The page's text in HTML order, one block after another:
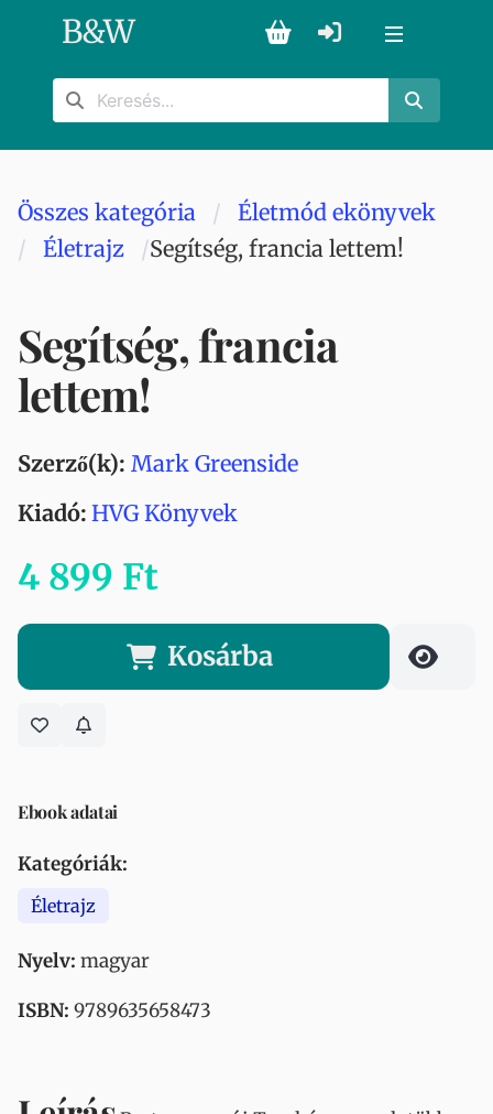
B&W
Összes kategória
Életmód ekönyvek
Életrajz
Segítség, francia lettem!
Segítség, francia
lettem!
Szerző(k): Mark Greenside
Kiadó: HVG Könyvek
4 899 Ft
Kosárba
Ebook adatai
Kategóriák:
Életrajz
Nyelv: magyar
ISBN: 9789635658473